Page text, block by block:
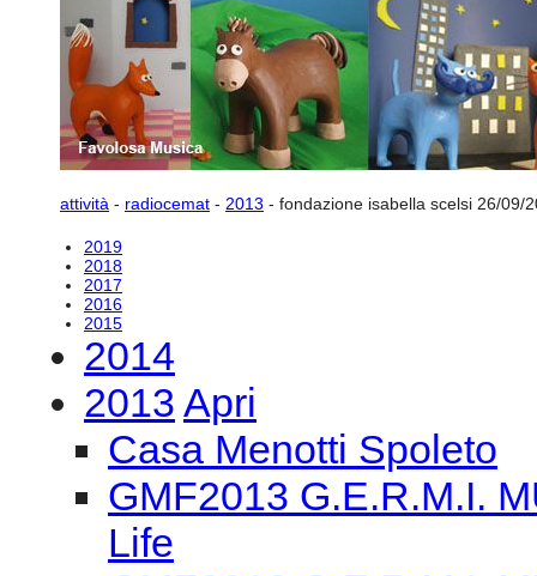
attività - radiocemat - 2013 - fondazione isabella scelsi 26/09/
2019
2018
2017
2016
2015
2014
2013 Apri
Casa Menotti Spoleto
GMF2013 G.E.R.M.I.
Life